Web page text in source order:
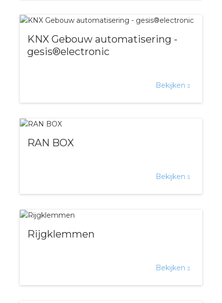
KNX Gebouw automatisering -
gesis®electronic
Bekijken
RAN BOX
Bekijken
Rijgklemmen
Bekijken
waarde